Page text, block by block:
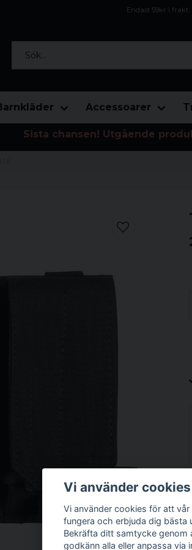
Endast 59kr i frakt
Accessoarer
Sista chansen! Utgående
Vi använder cookies
Vi använder cookies för att
fungera och erbjuda dig bästa
Bekräfta ditt samtycke genom
godkänn alla eller anpassa via